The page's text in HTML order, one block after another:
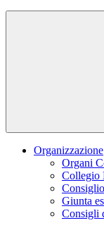
Organizzazione
Organi
Collegio
Giunta
Consigli